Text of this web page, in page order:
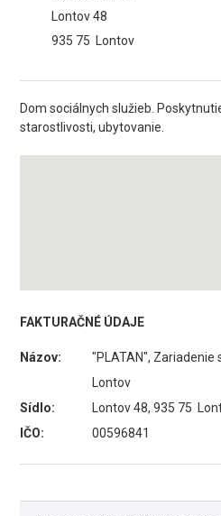
Lontov 48
935 75
Lontov
Dom sociálnych služieb.
starostlivosti, ubytovanie.
FAKTURAČNÉ ÚDAJE
Názov:
"PLATAN", Zariadenie
Lontov
Sídlo:
Lontov 48, 935 75
IČO:
00596841